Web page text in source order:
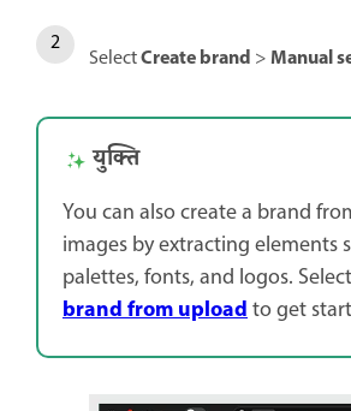
SelectCreate brand >Manual
युक्ति
You can also create a brand
images by extracting elements
palettes, fonts, and logos. Select
brand from uploadto get